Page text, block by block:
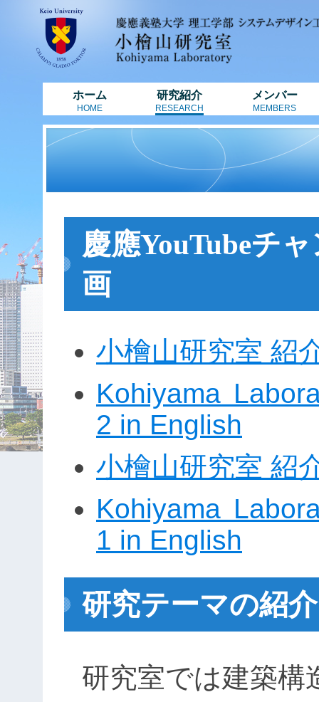
ホーム
HOME
研究紹介
RESEARCH
メンバー
MEMBERS
慶應YouTubeチ
画
小檜山研究室 紹
Kohiyama
2 in English
小檜山研究室 紹
Kohiyama
1 in English
研究テーマの紹介
研究室では建築構